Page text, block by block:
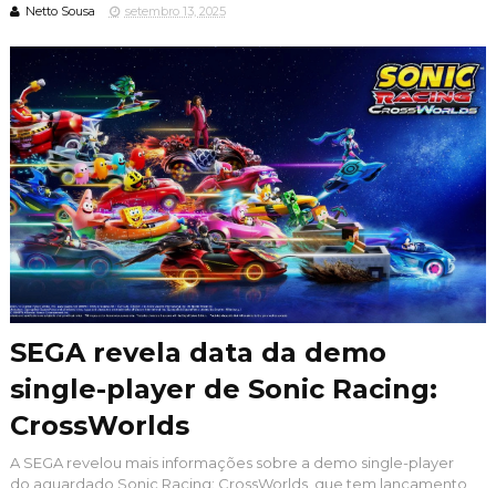
Netto Sousa setembro 13, 2025
SEGA revela data da demo
single-player de Sonic Racing:
CrossWorlds
A SEGA revelou mais informações sobre a demo single-player
do aguardado Sonic Racing: CrossWorlds, que tem lançamento